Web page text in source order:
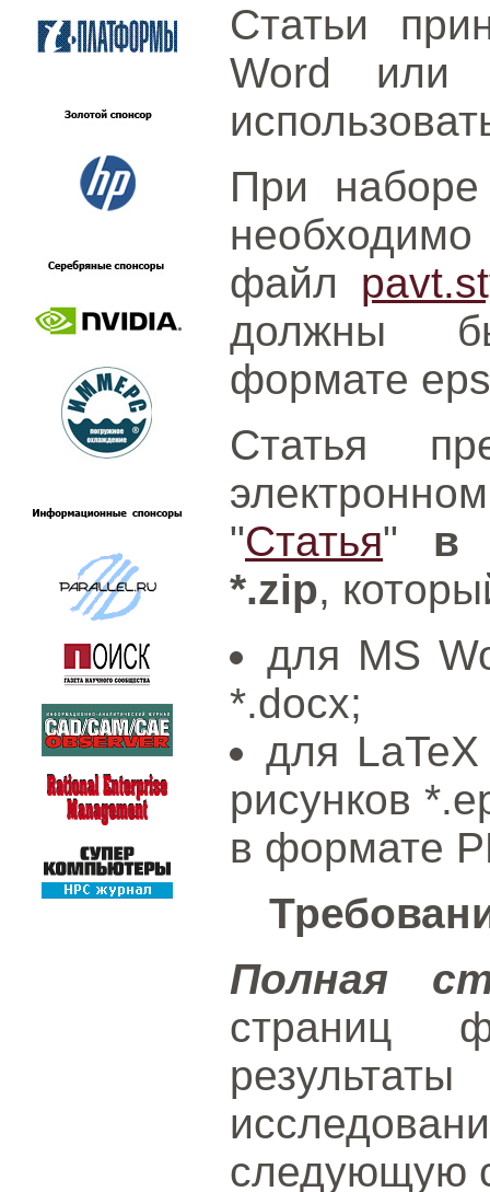
Статьи
Word или
При
файл
должны
формате
Статья
"Статья" в
*.zip,
для MS
*.docx;
для
рисунков
в формате
Полная
страниц
следующую